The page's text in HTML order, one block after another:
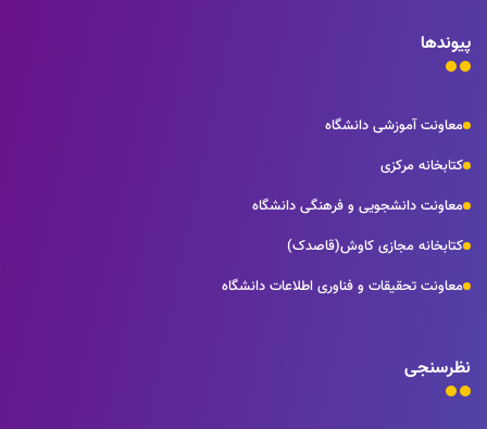
پیوندها
معاونت آموزشی دانشگاه
کتابخانه مرکزی
معاونت دانشجویی و فرهنگی دانشگاه
کتابخانه مجازی کاوش(قاصدک)
معاونت تحقیقات و فناوری اطلاعات دانشگاه
نظرسنجی